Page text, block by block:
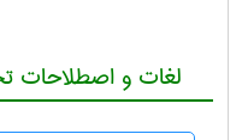
لغات و